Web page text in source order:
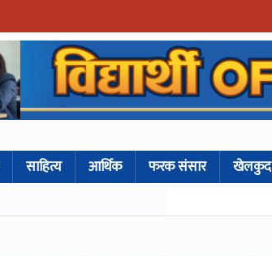
साहित्य आर्थिक फरक संसार खेलकुद